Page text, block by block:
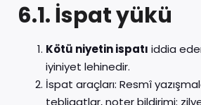
6.1. İspat yükü
Kötü niyetin ispatı iddia
iyiniyet lehinedir.
İspat araçları: Resmî
tebligatlar, noter bildirimi;